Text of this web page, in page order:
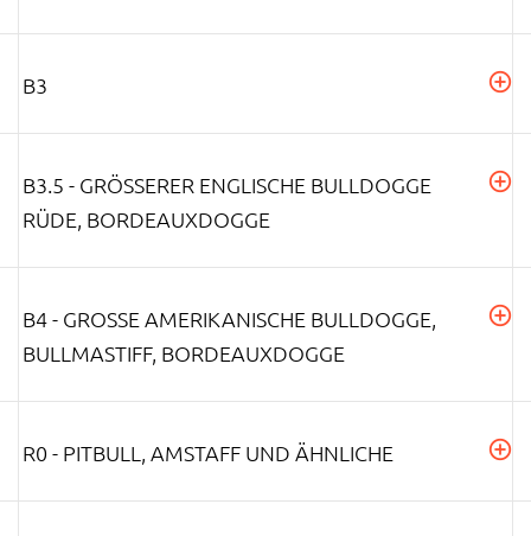
B3
B3.5 - GRÖSSERER ENGLISCHE BULLDOGGE R
ÜDE, BORDEAUXDOGGE
B4 - GROSSE AMERIKANISCHE BULLDOGGE, B
ULLMASTIFF, BORDEAUXDOGGE
R0 - PITBULL, AMSTAFF UND ÄHNLICHE